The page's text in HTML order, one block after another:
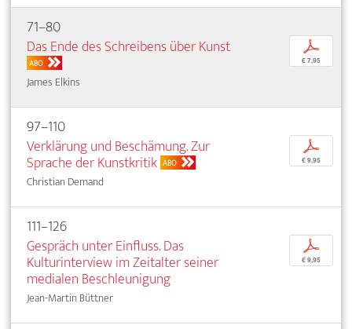
71–80
Das Ende des Schreibens über Kunst
ABO
James Elkins
p
€ 7,95
97–110
Verklärung und Beschämung. Zur
Sprache der Kunstkritik ABO
Christian Demand
p
€ 9,95
111–126
Gespräch unter Einfluss. Das
Kulturinterview im Zeitalter seiner
medialen Beschleunigung
Jean-Martin Büttner
p
€ 9,95